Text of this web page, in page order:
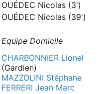
OUÉDEC Nicolas (3')
OUÉDEC Nicolas (39')
Equipe Domicile
CHARBONNIER Lionel
(Gardien)
MAZZOLINI Stéphane
FERRERI Jean Marc